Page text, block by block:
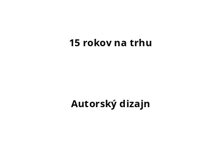
15 rokov na trhu
Autorský dizajn